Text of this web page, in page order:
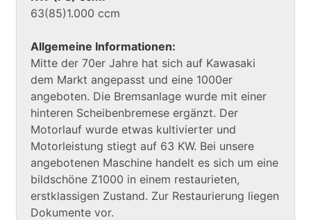
63(85)1.000 ccm
Allgemeine Informationen:
Mitte der 70er Jahre hat sich auf Kawasaki
dem Markt angepasst und eine 1000er
angeboten. Die Bremsanlage wurde mit einer
hinteren Scheibenbremese ergänzt. Der
Motorlauf wurde etwas kultivierter und
Motorleistung stiegt auf 63 KW. Bei unsere
angebotenen Maschine handelt es sich um eine
bildschöne Z1000 in einem restaurieten,
erstklassigen Zustand. Zur Restaurierung liegen
Dokumente vor.